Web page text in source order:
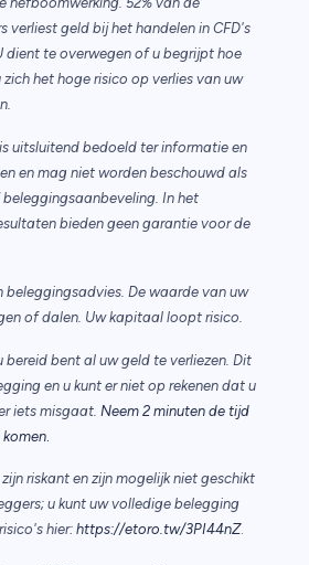
verliest geld bij het handelen in CFD's
dient te overwegen of u begrijpt hoe
zich het hoge risico op verlies van uw
uitsluitend bedoeld ter informatie en
en mag niet worden beschouwd als
In het
bieden geen garantie voor de
beleggingsadvies. De waarde van uw
of dalen. Uw kapitaal loopt risico.
bereid bent al uw geld te verliezen. Dit
en u kunt er niet op rekenen dat u
iets misgaat. Neem 2 minuten de tijd
.
riskant en zijn mogelijk niet geschikt
u kunt uw volledige belegging
hier: https://etoro.tw/3PI44nZ.